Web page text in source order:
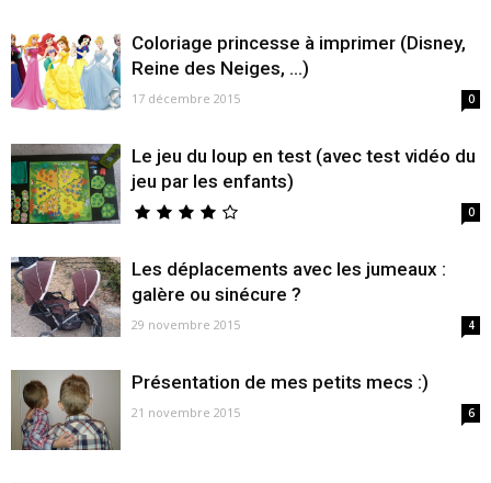
Coloriage princesse à imprimer (Disney,
Reine des Neiges, …)
17 décembre 2015 0
Le jeu du loup en test (avec test vidéo du
jeu par les enfants)
0
Les déplacements avec les jumeaux :
galère ou sinécure ?
29 novembre 2015 4
Présentation de mes petits mecs :)
21 novembre 2015 6